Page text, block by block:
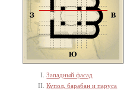
Западный фасад
Купол, барабан и паруса